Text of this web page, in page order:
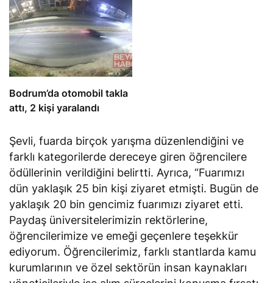
Bodrum’da otomobil takla
attı, 2 kişi yaralandı
Şevli, fuarda birçok yarışma düzenlendiğini ve
farklı kategorilerde dereceye giren öğrencilere
ödüllerinin verildiğini belirtti. Ayrıca, “Fuarımızı
dün yaklaşık 25 bin kişi ziyaret etmişti. Bugün de
yaklaşık 20 bin gencimiz fuarımızı ziyaret etti.
Paydaş üniversitelerimizin rektörlerine,
öğrencilerimize ve emeği geçenlere teşekkür
ediyorum. Öğrencilerimiz, farklı stantlarda kamu
kurumlarının ve özel sektörün insan kaynakları